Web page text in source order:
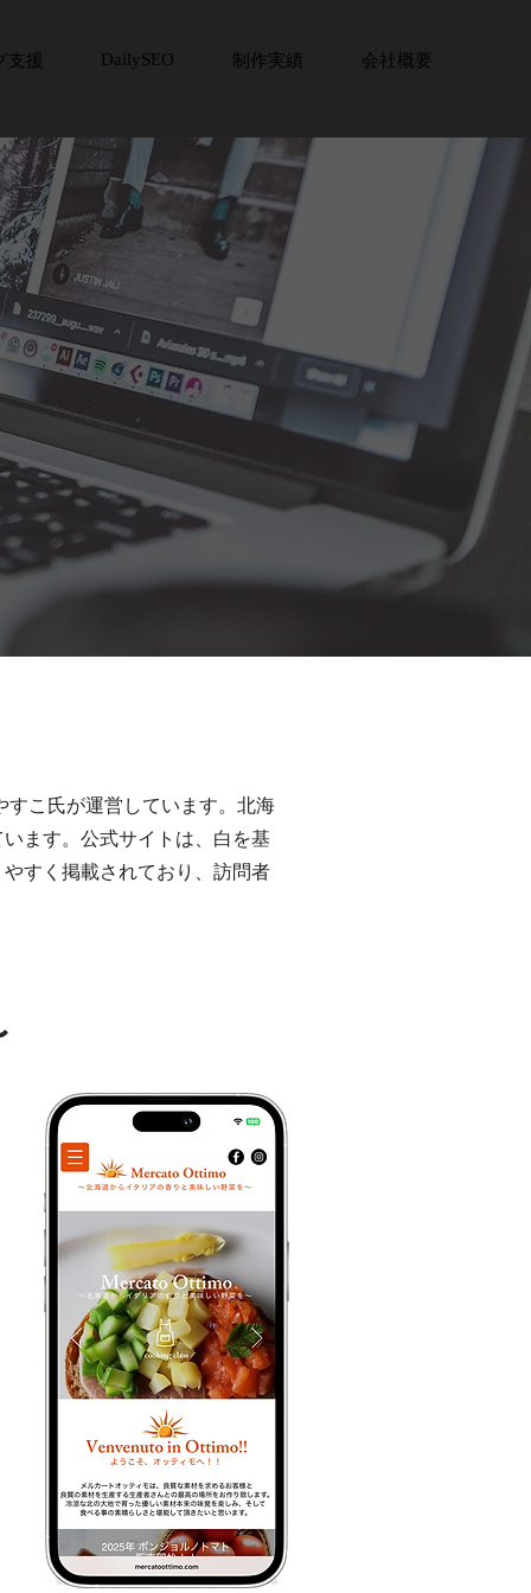
支援 DailySEO 制作実績 会社概要
すこ氏が運営しています。北海
ます。公式サイトは、白を基
すく掲載されており、訪問者